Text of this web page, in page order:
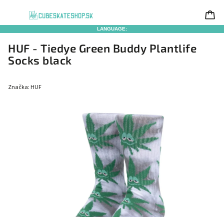
LANGUAGE:
HUF - Tiedye Green Buddy Plantlife
Socks black
Značka: HUF